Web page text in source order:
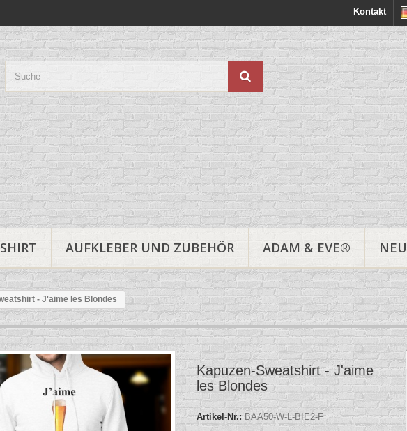
Kontakt
AUFKLEBER UND ZUBEHÖR ADAM & EVE® NEU
- J'aime les Blondes
Kapuzen-Sweatshirt - J'aime
les Blondes
Artikel-Nr.: BAA50-W-L-BIE2-F